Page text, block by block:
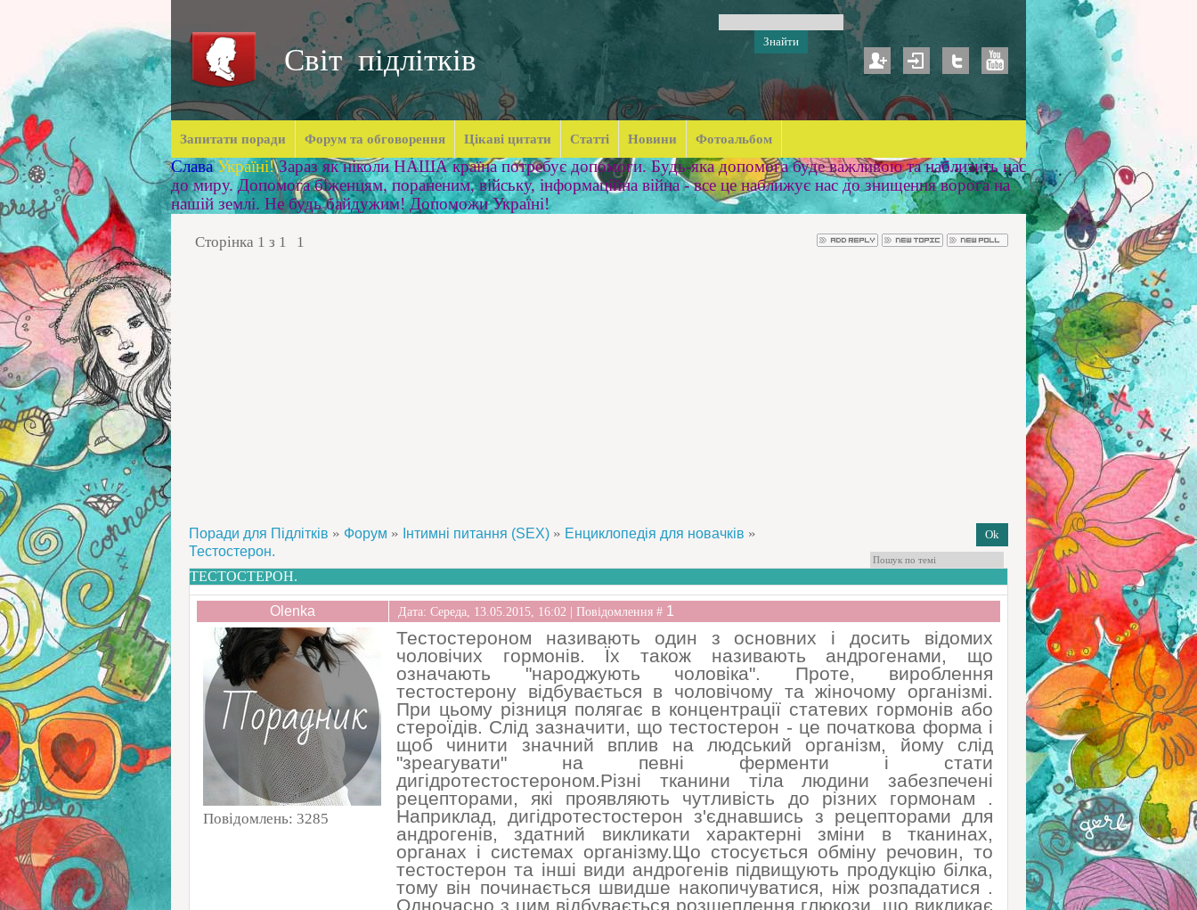
Світ підлітків
Запитати поради Форум та обговорення Цікаві цитати Статті Новини Фотоальбом
Слава Україні! Зараз як ніколи НАША країна потребує допомоги. Будь-яка допомога буде важливою та наблизить нас
до миру. Допомога біженцям, пораненим, війську, інформаційна війна - все це наближує нас до знищення ворога на
нашій землі. Не будь байдужим! Допоможи Україні!
Сторінка 1 з 1 1
Поради для Підлітків » Форум » Інтимні питання (SEX) » Енциклопедія для новачків »
Тестостерон.
ТЕСТОСТЕРОН.
Olenka Дата: Середа, 13.05.2015, 16:02 | Повідомлення # 1
Повідомлень: 3285
Тестостероном називають один з основних і досить відомих
чоловічих гормонів. Їх також називають андрогенами, що
означають "народжують чоловіка". Проте, вироблення
тестостерону відбувається в чоловічому та жіночому організмі.
При цьому різниця полягає в концентрації статевих гормонів або
стероїдів. Слід зазначити, що тестостерон - це початкова форма і
щоб чинити значний вплив на людський організм, йому слід
"зреагувати" на певні ферменти і стати
дигідротестостероном.Різні тканини тіла людини забезпечені
рецепторами, які проявляють чутливість до різних гормонам .
Наприклад, дигідротестостерон з'єднавшись з рецепторами для
андрогенів, здатний викликати характерні зміни в тканинах,
органах і системах організму.Що стосується обміну речовин, то
тестостерон та інші види андрогенів підвищують продукцію білка,
тому він починається швидше накопичуватися, ніж розпадатися .